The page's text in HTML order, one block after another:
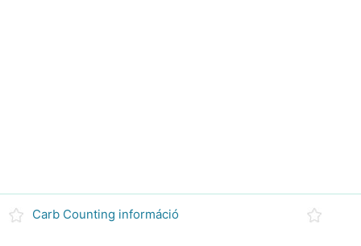
Carb Counting információ